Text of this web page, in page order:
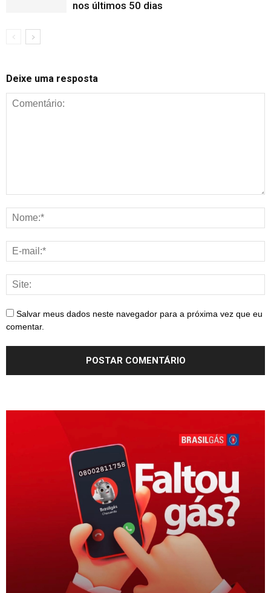
nos últimos 50 dias
Deixe uma resposta
Salvar meus dados neste navegador para a próxima vez que eu
comentar.